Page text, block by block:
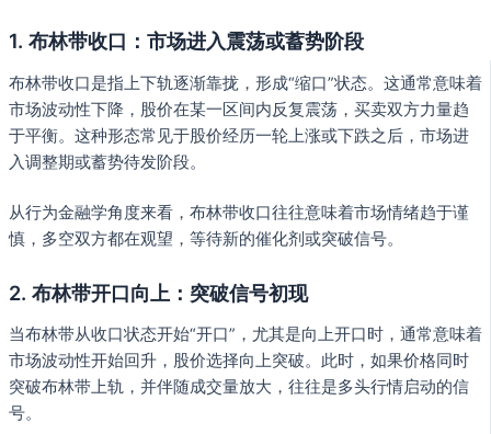
1. 布林带收口：市场进入震荡或蓄势阶段
布林带收口是指上下轨逐渐靠拢，形成“缩口”状态。这通常意味着
市场波动性下降，股价在某一区间内反复震荡，买卖双方力量趋
于平衡。这种形态常见于股价经历一轮上涨或下跌之后，市场进
入调整期或蓄势待发阶段。
从行为金融学角度来看，布林带收口往往意味着市场情绪趋于谨
慎，多空双方都在观望，等待新的催化剂或突破信号。
2. 布林带开口向上：突破信号初现
当布林带从收口状态开始“开口”，尤其是向上开口时，通常意味着
市场波动性开始回升，股价选择向上突破。此时，如果价格同时
突破布林带上轨，并伴随成交量放大，往往是多头行情启动的信
号。